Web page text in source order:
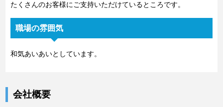
たくさんのお客様にご支持いただけているところです。
職場の雰囲気
和気あいあいとしています。
会社概要